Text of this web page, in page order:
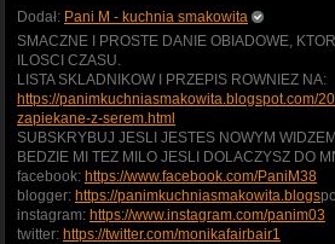
Dodał: Pani M - kuchnia smakowita
SMACZNE I PROSTE DANIE OBIADOWE,
ILOSCI CZASU.
LISTA SKLADNIKOW I PRZEPIS ROWNIEZ NA:
https://panimkuchniasmakowita.blogspot.com/
zapiekane-z-serem.html
SUBSKRYBUJ JESLI JESTES NOWYM
BEDZIE MI TEZ MILO JESLI DOLACZYSZ DO
facebook: https://www.facebook.com/PaniM38
blogger: https://panimkuchniasmakowita.blogs
instagram: https://www.instagram.com/panim03
twitter: https://twitter.com/monikafairbair1